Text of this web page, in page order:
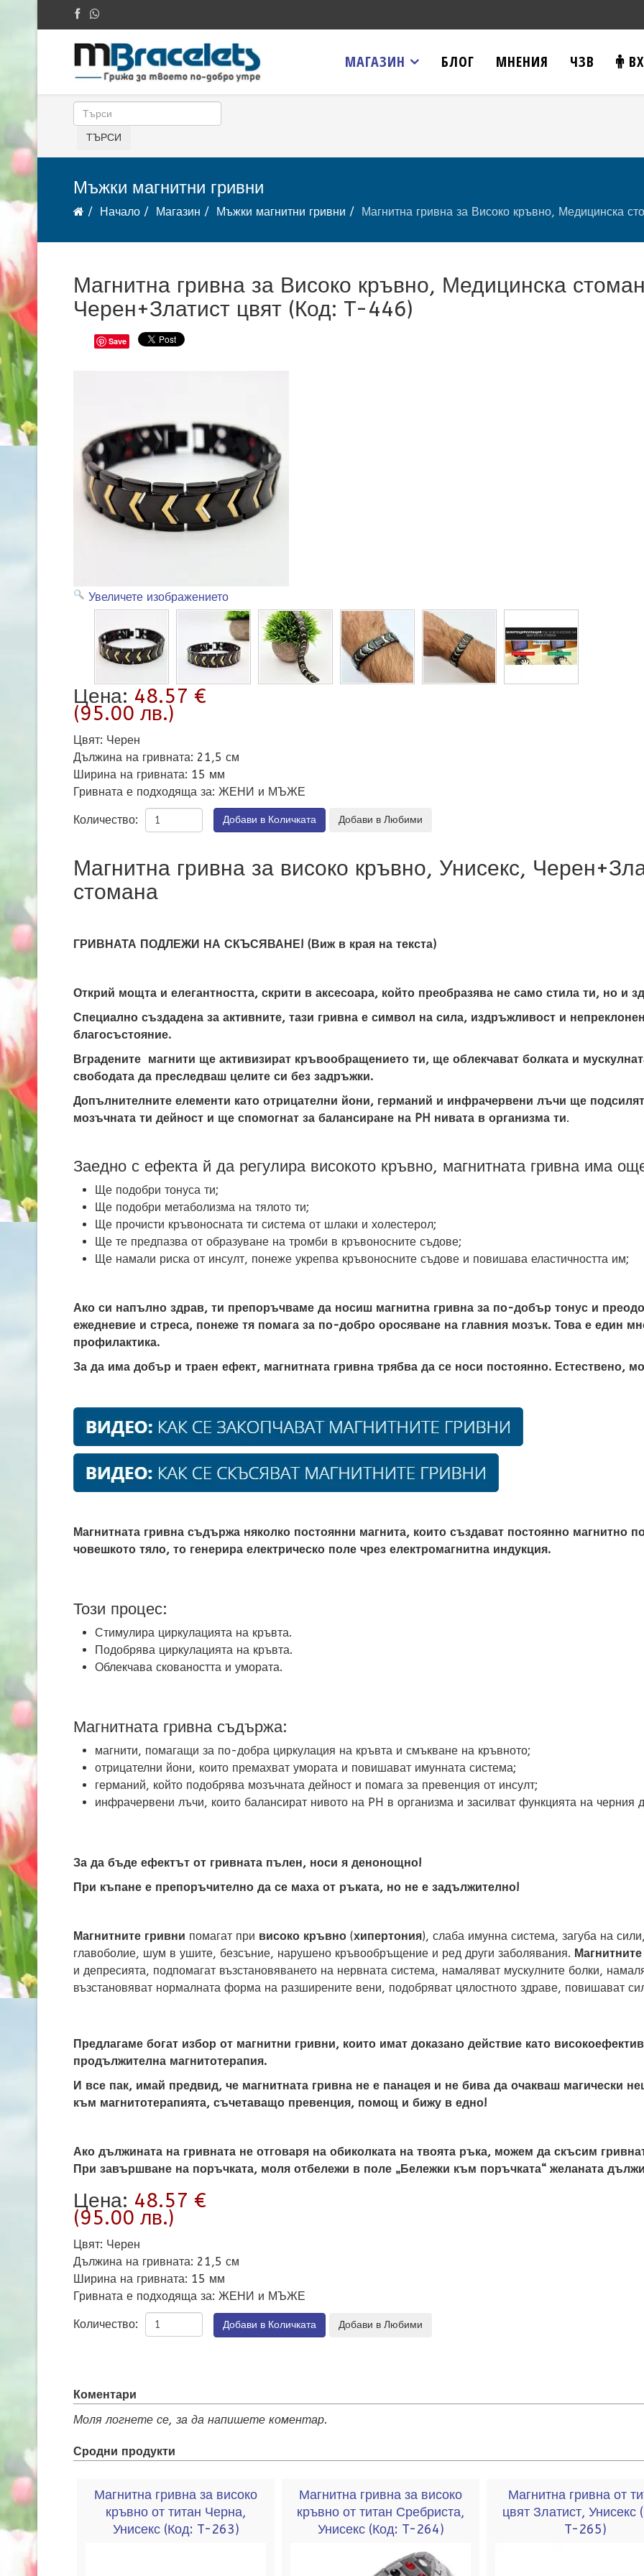
МАГАЗИН БЛОГ МНЕНИЯ ЧЗВ
Мъжки магнитни гривни
Начало Магазин Мъжки магнитни гривни Магнитна гривна за Високо кръвно, Медицинска
Магнитна гривна за Високо кръвно, Медицинска
Черен+Златист цвят (Код: T-446)
Save
Увеличете изображението
Цена: 48.57 €
(95.00 лв.)
Цвят: Черен
Дължина на гривната: 21,5 см
Ширина на гривната: 15 мм
Гривната е подходяща за: ЖЕНИ и МЪЖЕ
Количество:
Магнитна гривна за високо кръвно, Унисекс,
стомана
ГРИВНАТА ПОДЛЕЖИ НА СКЪСЯВАНЕ! (Виж в края на текста)
Открий мощта и елегантността, скрити в аксесоара, който преобразява не само стила ти, но и
Специално създадена за активните, тази гривна е символ на сила, издръжливост и
благосъстояние.
Вградените магнити ще активизират кръвообращението ти, ще облекчават болката и
свободата да преследваш целите си без задръжки.
Допълнителните елементи като отрицателни йони, германий и инфрачервени лъчи ще
мозъчната ти дейност и ще спомогнат за балансиране на PH нивата в организма ти.
Заедно с ефекта й да регулира високото кръвно, магнитната гривна има
Ще подобри тонуса ти;
Ще подобри метаболизма на тялото ти;
Ще прочисти кръвоносната ти система от шлаки и холестерол;
Ще те предпазва от образуване на тромби в кръвоносните съдове;
Ще намали риска от инсулт, понеже укрепва кръвоносните съдове и повишава еластичността им;
Ако си напълно здрав, ти препоръчваме да носиш магнитна гривна за по-добър тонус и
ежедневие и стреса, понеже тя помага за по-добро оросяване на главния мозък. Това е един
профилактика.
За да има добър и траен ефект, магнитната гривна трябва да се носи постоянно. Естествено,
Магнитната гривна съдържа няколко постоянни магнита, които създават постоянно магнитно
човешкото тяло, то генерира електрическо поле чрез електромагнитна индукция.
Този процес:
Стимулира циркулацията на кръвта.
Подобрява циркулацията на кръвта.
Облекчава сковаността и умората.
Магнитната гривна съдържа:
магнити, помагащи за по-добра циркулация на кръвта и смъкване на кръвното;
отрицателни йони, които премахват умората и повишават имунната система;
германий, който подобрява мозъчната дейност и помага за превенция от инсулт;
инфрачервени лъчи, които балансират нивото на PH в организма и засилват функцията на черния
За да бъде ефектът от гривната пълен, носи я денонощно!
При къпане е препоръчително да се маха от ръката, но не е задължително!
Магнитните гривни помагат при високо кръвно (хипертония), слаба имунна система, загуба на
главоболие, шум в ушите, безсъние, нарушено кръвообръщение и ред други заболявания.
и депресията, подпомагат възстановяването на нервната система, намаляват мускулните болки,
възстановяват нормалната форма на разширените вени, подобряват цялостното здраве, повишават
Предлагаме богат избор от магнитни гривни, които имат доказано действие като
продължителна магнитотерапия.
И все пак, имай предвид, че магнитната гривна не е панацея и не бива да очакваш магически
към магнитотерапията, съчетаващо превенция, помощ и бижу в едно!
Ако дължината на гривната не отговаря на обиколката на твоята ръка, можем да скъсим
При завършване на поръчката, моля отбележи в поле „Бележки към поръчката“ желаната
Цена: 48.57 €
(95.00 лв.)
Цвят: Черен
Дължина на гривната: 21,5 см
Ширина на гривната: 15 мм
Гривната е подходяща за: ЖЕНИ и МЪЖЕ
Количество:
Коментари
Моля логнете се, за да напишете коментар.
Сродни продукти
Магнитна гривна за високо
кръвно от титан Черна,
Унисекс (Код: T-263)
Магнитна гривна за високо
кръвно от титан Сребриста,
Унисекс (Код: T-264)
Магнитна гривна от
цвят Златист, Унисекс
T-265)